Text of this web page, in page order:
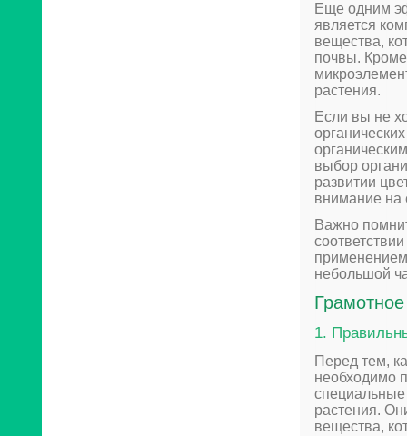
Еще одним
является
вещества,
почвы.
растения.
Если вы не
выбор
развитии
внимание на
Важно
применением
небольшой
1.
Перед тем,
необходимо
растения.
вещества,